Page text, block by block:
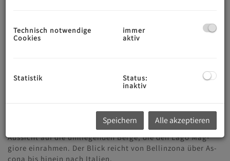
Elegantes Loft – Erstbezug mit traumhafter Aussicht
tektur, klare Linien und ein ruhiges Wohnumfeld – in
Soldu­no nur rund 200 Meter vom Fluss Maggia entfernt.
Die lichtdurchflutete 3.5-Zimmer-Dachwohnung (Erst­
wohnsitz) überzeugt mit einem minimalistischen Design,
einem loftartigen Grundriss und einer wunderschönen
Aussicht auf die umliegenden Berge, die den Lago Mag­
giore einrahmen. Der Blick reicht von Bellinzona über As­
cona bis hinein nach Italien.
Technisch notwendige
Cookies
immer
aktiv
Statistik
Status:
inaktiv
Speichern Alle akzeptieren